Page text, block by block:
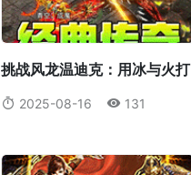
挑战风龙温迪克：用冰与火打
破风暴统治！
2025-08-16 131